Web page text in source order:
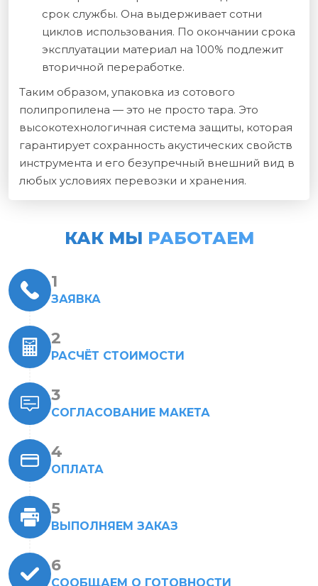
срок службы. Она выдерживает сотни
циклов использования. По окончании срока
эксплуатации материал на 100% подлежит
вторичной переработке.
Таким образом, упаковка из сотового
полипропилена — это не просто тара. Это
высокотехнологичная система защиты, которая
гарантирует сохранность акустических свойств
инструмента и его безупречный внешний вид в
любых условиях перевозки и хранения.
КАК МЫ РАБОТАЕМ
ЗАЯВКА
РАСЧЁТ СТОИМОСТИ
СОГЛАСОВАНИЕ МАКЕТА
ОПЛАТА
ВЫПОЛНЯЕМ ЗАКАЗ
СООБЩАЕМ О ГОТОВНОСТИ